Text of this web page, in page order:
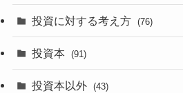
投資に対する考え方 (76)
投資本 (91)
投資本以外 (43)